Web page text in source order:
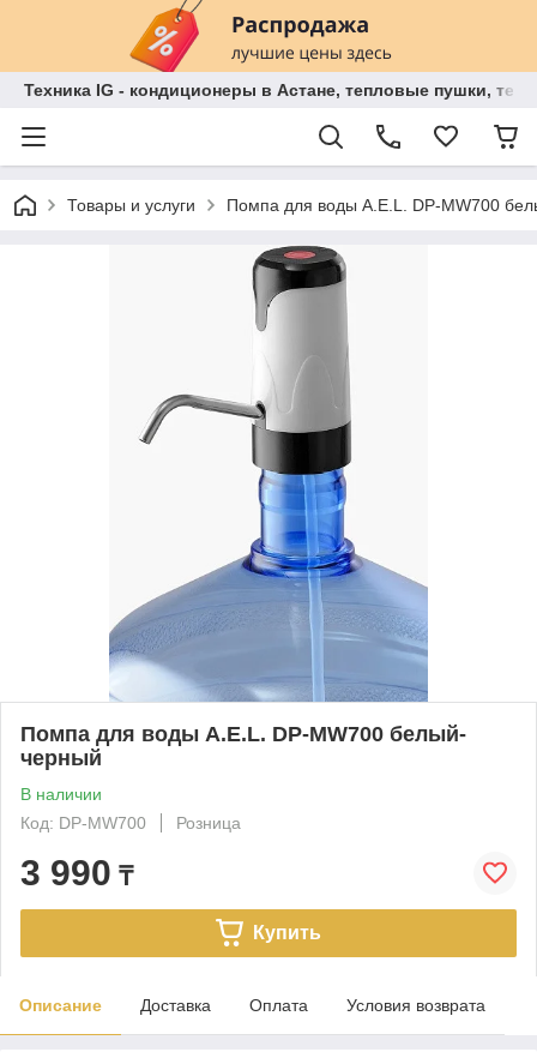
Техника IG - кондиционеры в Астане, тепловые пушки,
Товары и услуги Помпа для воды A.E.L. DP-MW700
Помпа для воды A.E.L. DP-MW700 белый-
черный
В наличии
Код: DP-MW700
Розница
3 990 ₸
Купить
Описание Доставка Оплата Условия возврата